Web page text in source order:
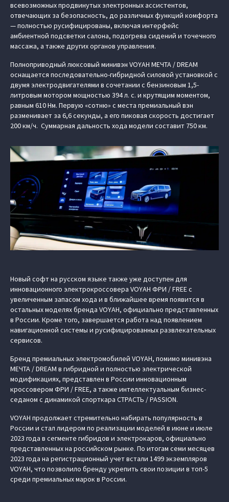
всевозможных продвинутых электронных ассистентов,
отвечающих за безопасность, до различных функций комфорта
— полностью русифицированы, включая интерфейс
амбиентной подсветки салона, подогрева сидений и точечного
массажа, а также других органов управления.
Полноприводный люксовый минивэн VOYAH МЕЧТА / DREAM
оснащается последовательно-гибридной силовой установкой с
двумя электродвигателями в сочетании с бензиновым 1,5-
литровым мотором мощностью 394 л. с. и крутящим моментом,
равным 610 Нм. Первую «сотню» с места премиальный вэн
разменивает за 6,6 секунды, а его пиковая скорость достигает
200 км/ч. Суммарная дальность хода модели составит 750 км.
Новый софт на русском языке также уже доступен для
инновационного электрокроссовера VOYAH ФРИ / FREE с
увеличенным запасом хода и в ближайшее время появится в
остальных моделях бренда VOYAH, официально представленных
в России. Кроме того, завершается работа над появлением
навигационной системы и русифицированных развлекательных
сервисов.
Бренд премиальных электромобилей VOYAH, помимо минивэна
МЕЧТА / DREAM в гибридной и полностью электрической
модификациях, представлен в России инновационным
кроссовером ФРИ / FREE, а также интеллектуальным бизнес-
седаном с динамикой спорткара СТРАСТЬ / PASSION.
VOYAH продолжает стремительно набирать популярность в
России и стал лидером по реализации моделей в июне и июле
2023 года в сегменте гибридов и электрокаров, официально
представленных на российском рынке. По итогам семи месяцев
2023 года на регистрационный учет встали 1499 экземпляров
VOYAH, что позволило бренду укрепить свои позиции в топ-5
среди премиальных марок в России.